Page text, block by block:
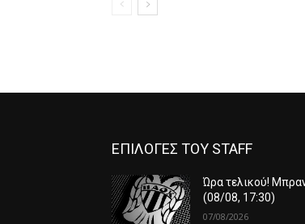
ΕΠΙΛΟΓΕΣ ΤΟΥ STAFF
Ώρα τελικού!
(08/08, 17:30)
07/08/2026